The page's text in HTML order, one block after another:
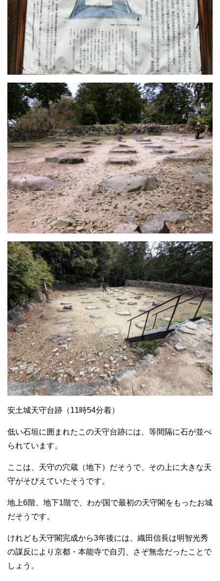
安土城天守台跡（11時54分着）
低い石垣に囲まれたこの天守台跡には、等間隔に石が並べ
られています。
ここは、天守の穴蔵（地下）だそうで、その上に大きな天
守がそびえていたそうです。
地上6階、地下1階で、わが国で最初の天守閣をもったお城
だそうです。
けれども天守閣完成から3年後には、織田信長は明智光秀
の謀反により京都・本能寺で自刃、さぞ無念だったことで
しょう。